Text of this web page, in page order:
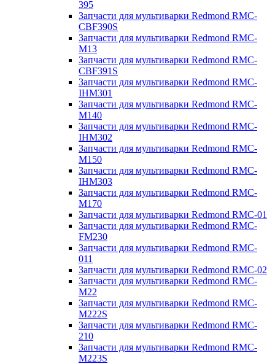
395
Запчасти для мультиварки Redmond RMC-
CBF390S
Запчасти для мультиварки Redmond RMC-
M13
Запчасти для мультиварки Redmond RMC-
CBF391S
Запчасти для мультиварки Redmond RMC-
IHM301
Запчасти для мультиварки Redmond RMC-
M140
Запчасти для мультиварки Redmond RMC-
IHM302
Запчасти для мультиварки Redmond RMC-
M150
Запчасти для мультиварки Redmond RMC-
IHM303
Запчасти для мультиварки Redmond RMC-
M170
Запчасти для мультиварки Redmond RMC-01
Запчасти для мультиварки Redmond RMC-
FM230
Запчасти для мультиварки Redmond RMC-
011
Запчасти для мультиварки Redmond RMC-02
Запчасти для мультиварки Redmond RMC-
M22
Запчасти для мультиварки Redmond RMC-
M222S
Запчасти для мультиварки Redmond RMC-
210
Запчасти для мультиварки Redmond RMC-
M223S